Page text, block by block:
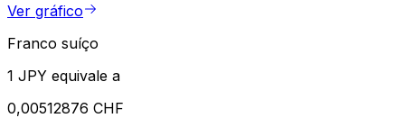
Ver gráfico
Franco suíço
1 JPY equivale a
0,00512876 CHF